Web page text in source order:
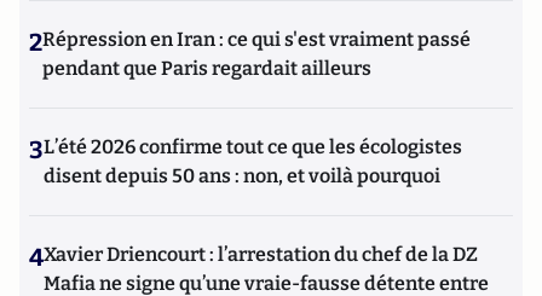
2Répression en Iran : ce qui s'est vraiment passé
pendant que Paris regardait ailleurs
3L’été 2026 confirme tout ce que les écologistes
disent depuis 50 ans : non, et voilà pourquoi
4Xavier Driencourt : l’arrestation du chef de la DZ
Mafia ne signe qu’une vraie-fausse détente entre